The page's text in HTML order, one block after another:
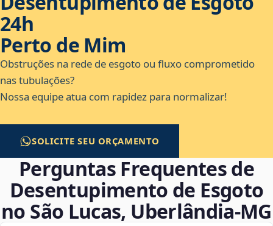
24h
Perto de Mim
Obstruções na rede de esgoto ou fluxo comprometido
nas tubulações?
Nossa equipe atua com rapidez para normalizar!
SOLICITE SEU ORÇAMENTO
Perguntas Frequentes de
Desentupimento de Esgoto
no São Lucas, Uberlândia‑MG